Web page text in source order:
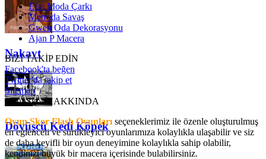
Nakavt
Dövüşcü Kedi Köpek
Elsa Moda Çarkı
Metroda Savaş
Gwen Oda Dekorasyonu
Ajan P Macera
BİZİ TAKİP EDİN
Facebook'ta beğen
Twitter'da takip et
Sitemap
OyunSkor HAKKINDA
Oyun Skor Flash Oyunları seçeneklerimiz ile özenle oluşturulmuş
en eğlenceli ve sürükleyici oyunlarımıza kolaylıkla ulaşabilir ve siz
de daha keyifli bir oyun deneyimine kolaylıkla sahip olabilir,
kendinizi büyük bir macera içerisinde bulabilirsiniz.